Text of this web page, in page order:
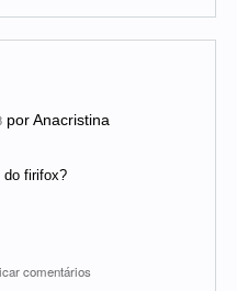
porAnacristina
do firifox?
comentários